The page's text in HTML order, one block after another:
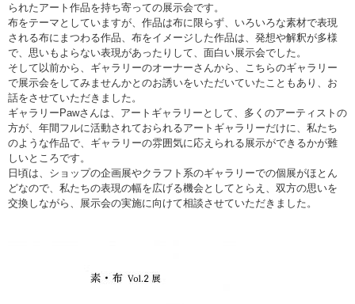
られたアート作品を持ち寄っての展示会です。
布をテーマとしていますが、作品は布に限らず、いろいろな素材で表現
される布にまつわる作品、布をイメージした作品は、発想や解釈が多様
で、思いもよらない表現があったりして、面白い展示会でした。
そして以前から、ギャラリーのオーナーさんから、こちらのギャラリー
で展示会をしてみませんかとのお誘いをいただいていたこともあり、お
話をさせていただきました。
ギャラリーPawさんは、アートギャラリーとして、多くのアーティストの
方が、年間フルに活動されておられるアートギャラリーだけに、私たち
のような作品で、ギャラリーの雰囲気に応えられる展示ができるかが難
しいところです。
日頃は、ショップの企画展やクラフト系のギャラリーでの個展がほとん
どなので、私たちの表現の幅を広げる機会としてとらえ、双方の思いを
交換しながら、展示会の実施に向けて相談させていただきました。